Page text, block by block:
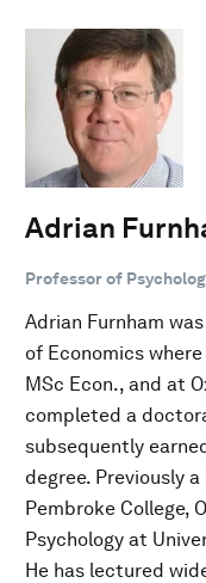
Adrian
Professor of
Adrian Furnham
of Economics
MSc Econ., and at
completed a
subsequently
degree. Previously
Pembroke College,
Psychology at
He has lectured